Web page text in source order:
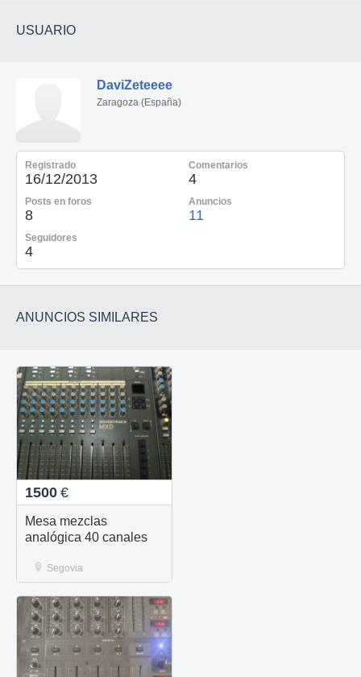
USUARIO
DaviZeteeee
Zaragoza (España)
Registrado
16/12/2013
Comentarios
4
Posts en foros
8
Anuncios
11
Seguidores
4
ANUNCIOS SIMILARES
1500 €
Mesa mezclas
analógica 40 canales
Segovia